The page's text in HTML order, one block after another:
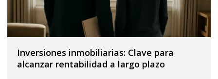
Inversiones inmobiliarias: Clave para
alcanzar rentabilidad a largo plazo